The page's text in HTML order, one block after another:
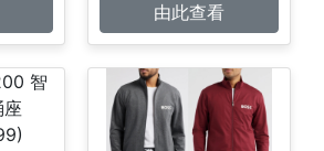
由此查看